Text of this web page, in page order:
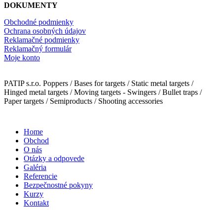
DOKUMENTY
Obchodné podmienky
Ochrana osobných údajov
Reklamačné podmienky
Reklamačný formulár
Moje konto
PATIP s.r.o. Poppers / Bases for targets / Static metal targets /
Hinged metal targets / Moving targets - Swingers / Bullet traps /
Paper targets / Semiproducts / Shooting accessories
Home
Obchod
O nás
Otázky a odpovede
Galéria
Referencie
Bezpečnostné pokyny
Kurzy
Kontakt